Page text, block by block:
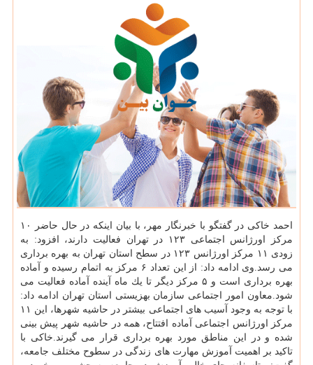
احمد خاكی در گفتگو با خبرنگار مهر، با بیان اینكه در حال حاضر ۱۰
مركز اورژانس اجتماعی ۱۲۳ در تهران فعالیت دارند، افزود: به
زودی ۱۱ مركز اورژانس ۱۲۳ در سطح استان تهران به بهره برداری
می رسد.وی ادامه داد: از این تعداد ۶ مركز به اتمام رسیده و آماده
بهره برداری است و ۵ مركز دیگر تا یك ماه آینده آماده فعالیت می
شود.معاون امور اجتماعی سازمان بهزیستی استان تهران ادامه داد:
با توجه به وجود آسیب های اجتماعی بیشتر در حاشیه شهرها، این ۱۱
مركز اورژانس اجتماعی آماده افتتاح، همه در حاشیه شهر پیش بینی
شده و در این مناطق مورد بهره برداری قرار می گیرند.خاكی با
تاكید بر اهمیت آموزش مهارت های زندگی در سطوح مختلف جامعه،